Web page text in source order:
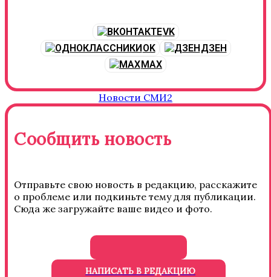
VK
OK
ДЗЕН
MAX
Новости СМИ2
Сообщить новость
Отправьте свою новость в редакцию, расскажите
о проблеме или подкиньте тему для публикации.
Сюда же загружайте ваше видео и фото.
НАПИСАТЬ В РЕДАКЦИЮ